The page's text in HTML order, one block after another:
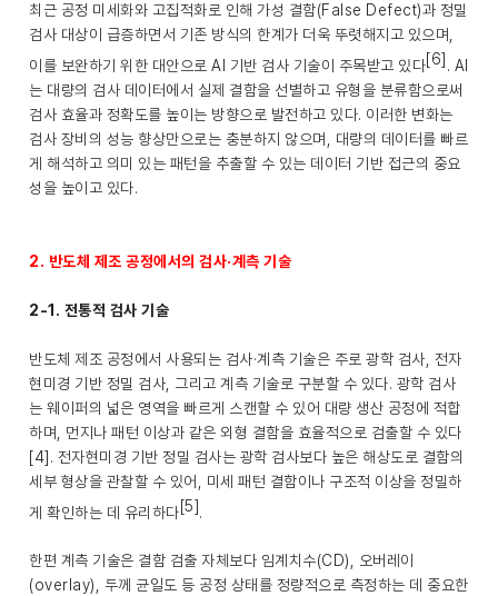
최근 공정 미세화와 고집적화로 인해 가성 결함(False Defect)과 정밀
검사 대상이 급증하면서 기존 방식의 한계가 더욱 뚜렷해지고 있으며,
이를 보완하기 위한 대안으로 AI 기반 검사 기술이 주목받고 있다[6] . AI
는 대량의 검사 데이터에서 실제 결함을 선별하고 유형을 분류함으로써
검사 효율과 정확도를 높이는 방향으로 발전하고 있다. 이러한 변화는
검사 장비의 성능 향상만으로는 충분하지 않으며, 대량의 데이터를 빠르
게 해석하고 의미 있는 패턴을 추출할 수 있는 데이터 기반 접근의 중요
성을 높이고 있다.
2. 반도체 제조 공정에서의 검사·계측 기술
2-1. 전통적 검사 기술
반도체 제조 공정에서 사용되는 검사·계측 기술은 주로 광학 검사, 전자
현미경 기반 정밀 검사, 그리고 계측 기술로 구분할 수 있다. 광학 검사
는 웨이퍼의 넓은 영역을 빠르게 스캔할 수 있어 대량 생산 공정에 적합
하며, 먼지나 패턴 이상과 같은 외형 결함을 효율적으로 검출할 수 있다
[4]. 전자현미경 기반 정밀 검사는 광학 검사보다 높은 해상도로 결함의
세부 형상을 관찰할 수 있어, 미세 패턴 결함이나 구조적 이상을 정밀하
게 확인하는 데 유리하다[5].
한편 계측 기술은 결함 검출 자체보다 임계치수(CD), 오버레이
(overlay), 두께 균일도 등 공정 상태를 정량적으로 측정하는 데 중요한